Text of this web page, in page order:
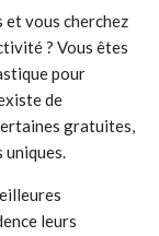
et vous cherchez
? Vous êtes
pour
de
gratuites,
uniques.
leurs